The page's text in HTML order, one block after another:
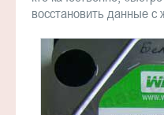
восстановить данные с